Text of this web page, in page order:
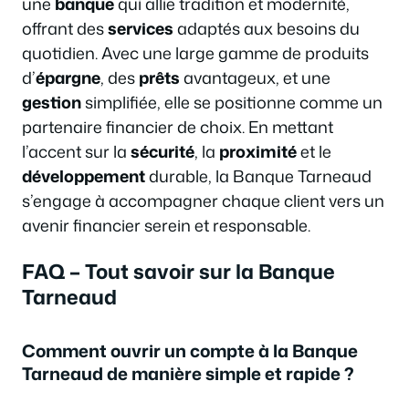
offrant desservicesadaptés aux besoins du
quotidien. Avec une large gamme de produits
d’épargne, desprêtsavantageux, et une
gestionsimplifiée, elle se positionne comme un
partenaire financier de choix. En mettant
l’accent sur lasécurité, la proximitéet le
développementdurable, la Banque Tarneaud
s’engage à accompagner chaque client vers un
avenir financier serein et responsable.
FAQ – Tout savoir sur la Banque
Tarneaud
Comment ouvrir un compte à la Banque
Tarneaud de manière simple et rapide ?